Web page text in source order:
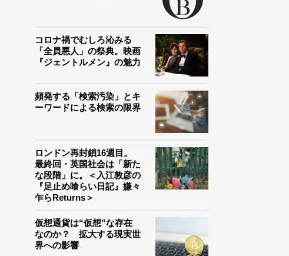
コロナ禍でむしろ沁みる
「全員悪人」の祭典。映画
『ジェントルメン』の魅力
頻発する「検索汚染」とキ
ーワードによる検索の限界
ロンドン再封鎖16週目。
最終回・英国社会は「新た
な段階」に。＜入江敦彦の
『足止め喰らい日記』嫌々
乍らReturns＞
仮想通貨は“仮想”な存在
なのか？ 拡大する現実世
界への影響